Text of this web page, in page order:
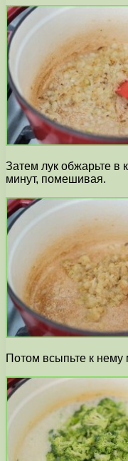
Затем лук обжарьте в
минут, помешивая.
Потом всыпьте к нему